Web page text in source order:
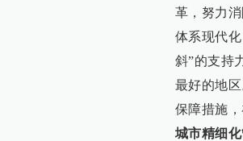
革，努力消
体系现代
斜”的支持
最好的地区
保障措施
城市精细